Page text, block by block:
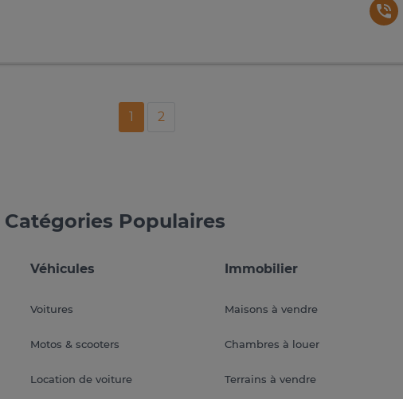
1 2
Catégories Populaires
Véhicules
Voitures
Motos & scooters
Location de voiture
Immobilier
Maisons à vendre
Chambres à louer
Terrains à vendre